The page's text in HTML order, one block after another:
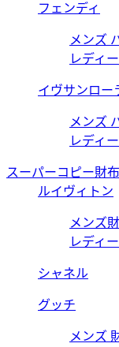
フェンディ
メンズ
レディ
イヴサンロー
メンズ
レディ
スーパーコピー財布
ルイヴィトン
メンズ
レディ
シャネル
グッチ
メンズ